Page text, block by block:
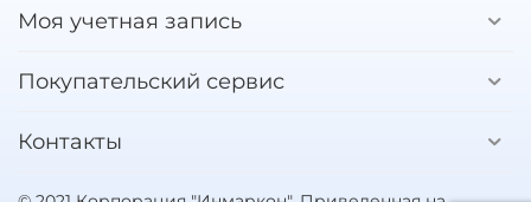
Моя учетная запись
Покупательский сервис
Контакты